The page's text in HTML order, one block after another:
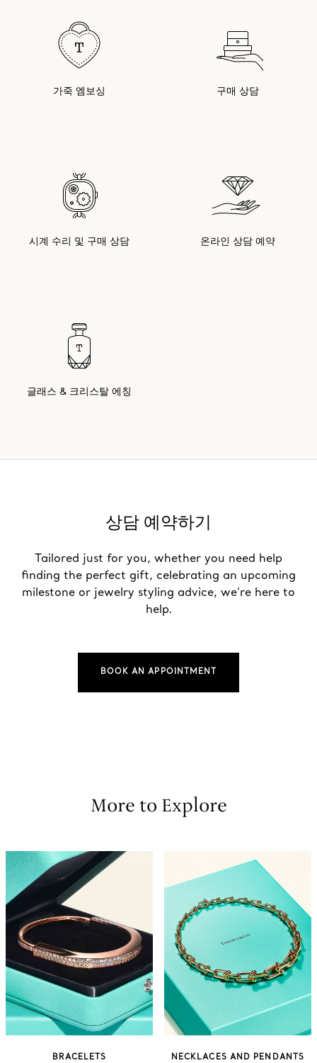
가죽 엠보싱 구매 상담
시계 수리 및 구매 상담 온라인 상담 예약
글래스 & 크리스탈 에칭
상담 예약하기
Tailored just for you, whether you need help
finding the perfect gift, celebrating an upcoming
milestone or jewelry styling advice, we’re here to
help.
BOOK AN APPOINTMENT
More to Explore
BRACELETS NECKLACES AND PENDANTS